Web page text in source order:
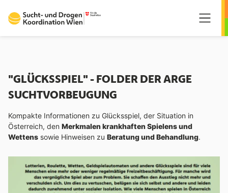
"GLÜCKSSPIEL" - FOLDER DER ARGE
SUCHTVORBEUGUNG
Kompakte Informationen zu Glücksspiel, der Situation in
Österreich, den Merkmalen krankhaften Spielens und
Wettens sowie Hinweisen zu Beratung und Behandlung.